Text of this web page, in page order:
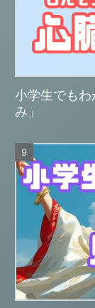
小学生でもわ
み」